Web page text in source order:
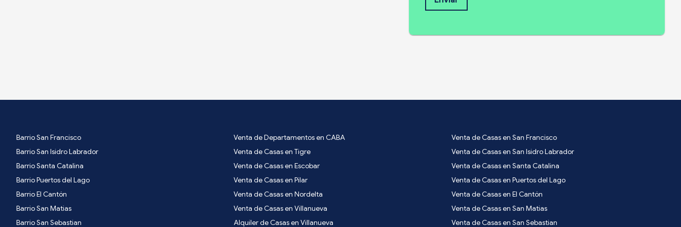
Barrio San Francisco
Barrio San Isidro Labrador
Barrio Santa Catalina
Barrio Puertos del Lago
Barrio El Cantón
Barrio San Matias
Barrio San Sebastian
Venta de Departamentos en CABA
Venta de Casas en Tigre
Venta de Casas en Escobar
Venta de Casas en Pilar
Venta de Casas en Nordelta
Venta de Casas en Villanueva
Alquiler de Casas en Villanueva
Venta de Casas en San Francisco
Venta de Casas en San Isidro Labrador
Venta de Casas en Santa Catalina
Venta de Casas en Puertos del Lago
Venta de Casas en El Cantón
Venta de Casas en San Matias
Venta de Casas en San Sebastian